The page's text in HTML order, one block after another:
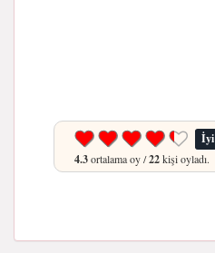
İyi
4.3ortalama oy /22kişi oyladı.